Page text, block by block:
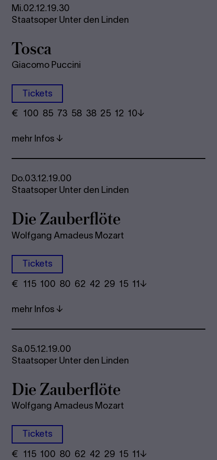
Mi.02.12.19.30
Staatsoper Unter den Linden
Tosca
Giacomo Puccini
Tickets
€ ​ 100 85 73​ 58 38 25​ 12 10
mehr Infos
Do.03.12.19.00
Staatsoper Unter den Linden
Die Zau­ber­flö­te
Wolfgang Amadeus Mozart
Tickets
€ ​ 115 100 80​ 62 42 29​ 15 11
mehr Infos
Sa.05.12.19.00
Staatsoper Unter den Linden
Die Zau­ber­flö­te
Wolfgang Amadeus Mozart
Tickets
€ ​ 115 100 80​ 62 42 29​ 15 11